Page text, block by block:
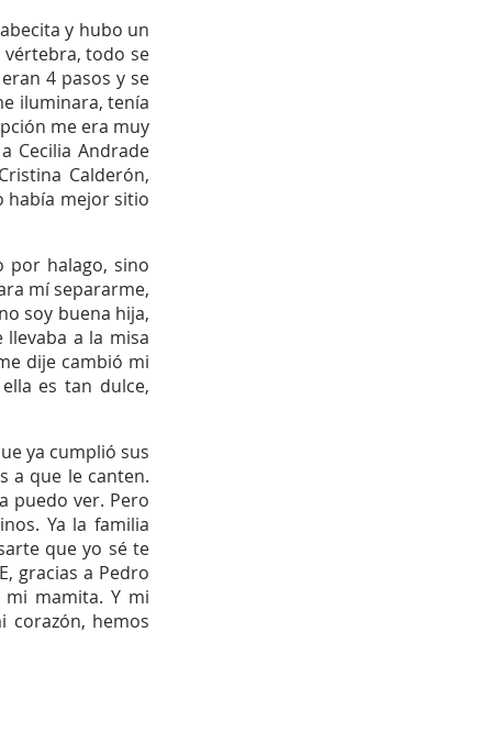
y hubo un
todo se
4 pasos y se
iluminara, tenía
me era muy
Cecilia Andrade
Calderón,
había mejor sitio
por halago, sino
mí separarme,
soy buena hija,
a la misa
dije cambió mi
es tan dulce,
ya cumplió sus
a que le canten.
puedo ver. Pero
Ya la familia
que yo sé te
gracias a Pedro
mamita. Y mi
corazón, hemos